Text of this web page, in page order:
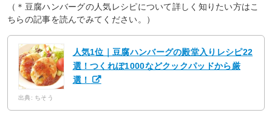
（＊豆腐ハンバーグの人気レシピについて詳しく知りたい方はこ
ちらの記事を読んでみてください。）
人気1位｜豆腐ハンバーグの殿堂入りレシピ22
選！つくれぽ1000などクックパッドから厳
選！
出典: ちそう